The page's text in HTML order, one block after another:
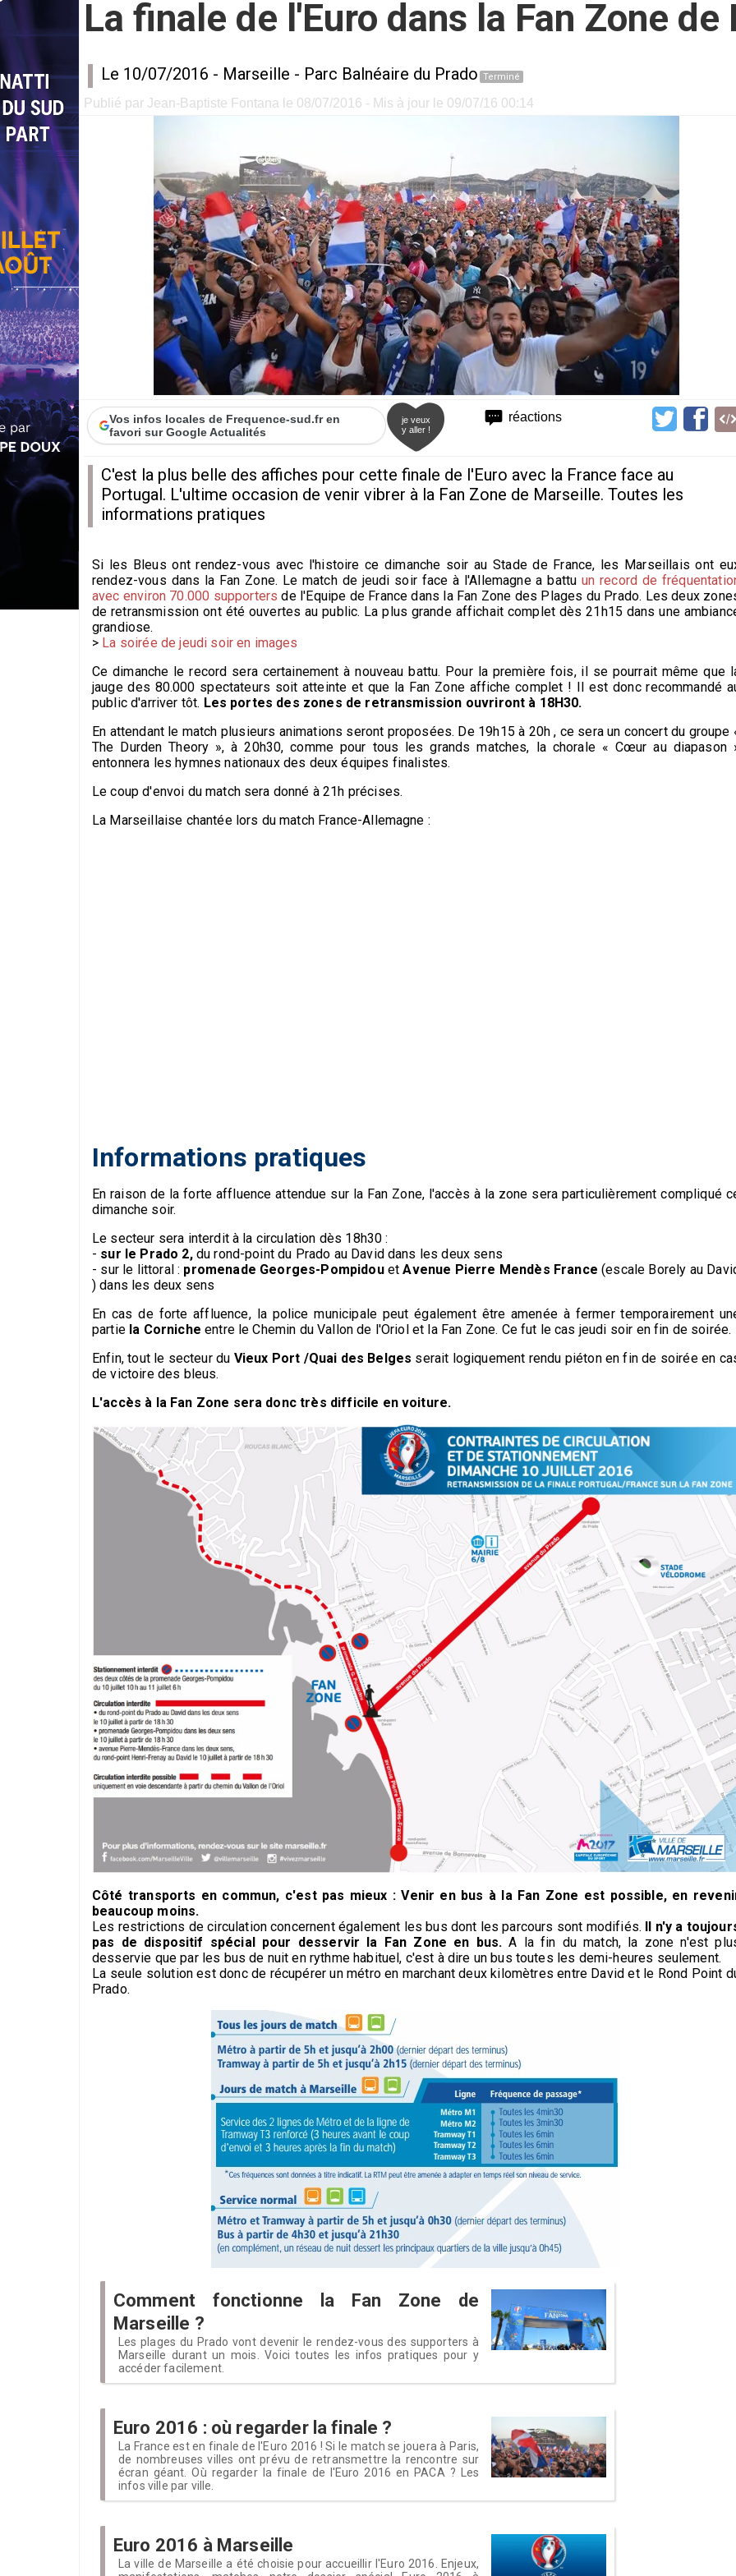
La finale de l'Euro dans la Fan Zone
Le 10/07/2016 - Marseille - Parc Balnéaire du Prado Terminé
Publié par Jean-Baptiste Fontana le 08/07/2016 - Mis à jour le 09/07/16 00:14
réactions
Vos infos locales de Frequence-sud.fr en
favori sur Google Actualités
je veux
y aller !
C'est la plus belle des affiches pour cette finale de l'Euro avec la France face au
Portugal. L'ultime occasion de venir vibrer à la Fan Zone de Marseille. Toutes les
informations pratiques
Si les Bleus ont rendez-vous avec l'histoire ce dimanche soir au Stade de France, les Marseillais ont
rendez-vous dans la Fan Zone. Le match de jeudi soir face à l'Allemagne a battu un record de
avec environ 70.000 supporters de l'Equipe de France dans la Fan Zone des Plages du Prado. Les deux
de retransmission ont été ouvertes au public. La plus grande affichait complet dès 21h15 dans une
grandiose.
> La soirée de jeudi soir en images
Ce dimanche le record sera certainement à nouveau battu. Pour la première fois, il se pourrait même que
jauge des 80.000 spectateurs soit atteinte et que la Fan Zone affiche complet ! Il est donc recommandé
public d'arriver tôt. Les portes des zones de retransmission ouvriront à 18H30.
En attendant le match plusieurs animations seront proposées. De 19h15 à 20h , ce sera un concert du groupe
The Durden Theory », à 20h30, comme pour tous les grands matches, la chorale « Cœur au diapason
entonnera les hymnes nationaux des deux équipes finalistes.
Le coup d'envoi du match sera donné à 21h précises.
La Marseillaise chantée lors du match France-Allemagne :
Informations pratiques
En raison de la forte affluence attendue sur la Fan Zone, l'accès à la zone sera particulièrement compliqué
dimanche soir.
Le secteur sera interdit à la circulation dès 18h30 :
- sur le Prado 2,du rond-point du Prado au David dans les deux sens
- sur le littoral : promenade Georges-PompidouetAvenue Pierre Mendès France(escale Borely au
) dans les deux sens
En cas de forte affluence, la police municipale peut également être amenée à fermer temporairement
partie la Corniche entre le Chemin du Vallon de l'Oriol et la Fan Zone. Ce fut le cas jeudi soir en fin de soirée.
Enfin, tout le secteur du Vieux Port /Quai des Belges serait logiquement rendu piéton en fin de soirée en
de victoire des bleus.
L'accès à la Fan Zone sera donc très difficile en voiture.
Côté transports en commun, c'est pas mieux : Venir en bus à la Fan Zone est possible, en
beaucoup moins.
Les restrictions de circulation concernent également les bus dont les parcours sont modifiés. Il n'y a
pas de dispositif spécial pour desservir la Fan Zone en bus. A la fin du match, la zone n'est
desservie que par les bus de nuit en rythme habituel, c'est à dire un bus toutes les demi-heures seulement.
La seule solution est donc de récupérer un métro en marchant deux kilomètres entre David et le Rond Point
Prado.
Comment fonctionne la Fan Zone de
Marseille ?
Les plages du Prado vont devenir le rendez-vous des supporters à
Marseille durant un mois. Voici toutes les infos pratiques pour y
accéder facilement.
Euro 2016 : où regarder la finale ?
La France est en finale de l'Euro 2016 ! Si le match se jouera à Paris,
de nombreuses villes ont prévu de retransmettre la rencontre sur
écran géant. Où regarder la finale de l'Euro 2016 en PACA ? Les
infos ville par ville.
Euro 2016 à Marseille
La ville de Marseille a été choisie pour accueillir l'Euro 2016. Enjeux,